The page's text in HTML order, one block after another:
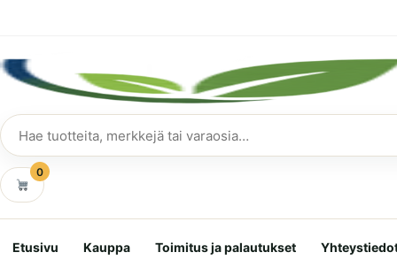
Hae
tuotteita
0
Etusivu Kauppa Toimitus ja palautukset